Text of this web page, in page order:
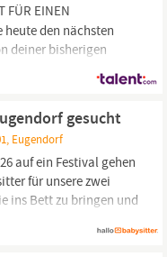
FÜR EINEN
heute den nächsten
deiner bisherigen
dir die Möglichkeit
Was zählt sind
gesucht
Eugendorf
auf ein Festival gehen
für unsere zwei
ins Bett zu bringen und
Wir wären
Hättest du an